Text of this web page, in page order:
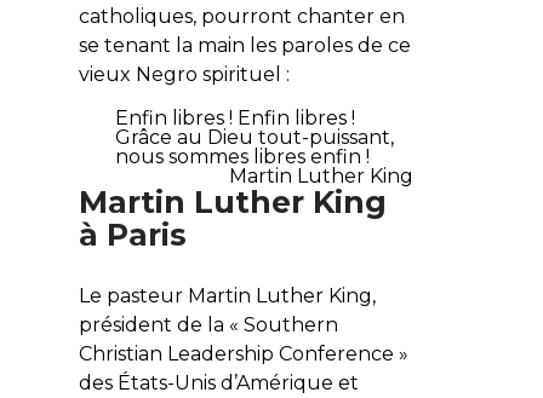
catholiques, pourront chanter en
se tenant la main les paroles de ce
vieux Negro spirituel :
Enfin libres ! Enfin libres !
Grâce au Dieu tout-puissant,
nous sommes libres enfin !
Martin Luther King
Martin Luther King
à Paris
Le pasteur Martin Luther King,
président de la « Southern
Christian Leadership Conference »
des États-Unis d’Amérique et